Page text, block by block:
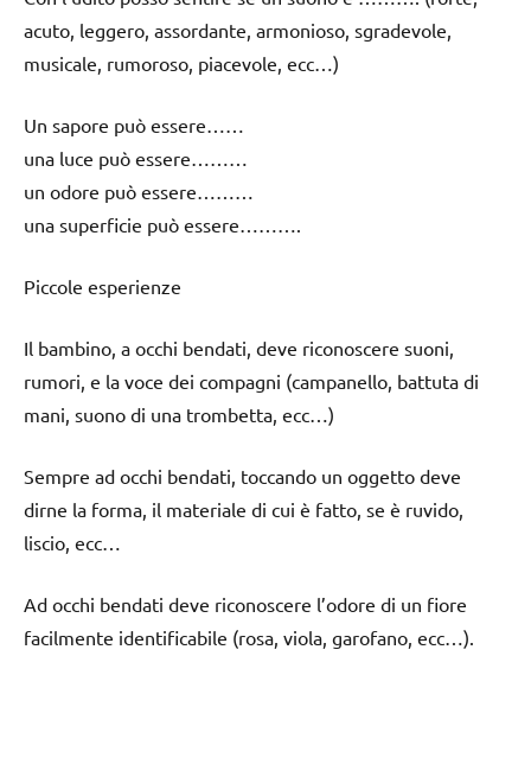
acuto, leggero, assordante, armonioso, sgradevole,
musicale, rumoroso, piacevole, ecc…)
Un sapore può essere……
una luce può essere………
un odore può essere………
una superficie può essere……….
Piccole esperienze
Il bambino, a occhi bendati, deve riconoscere suoni,
rumori, e la voce dei compagni (campanello, battuta di
mani, suono di una trombetta, ecc…)
Sempre ad occhi bendati, toccando un oggetto deve
dirne la forma, il materiale di cui è fatto, se è ruvido,
liscio, ecc…
Ad occhi bendati deve riconoscere l’odore di un fiore
facilmente identificabile (rosa, viola, garofano, ecc…).